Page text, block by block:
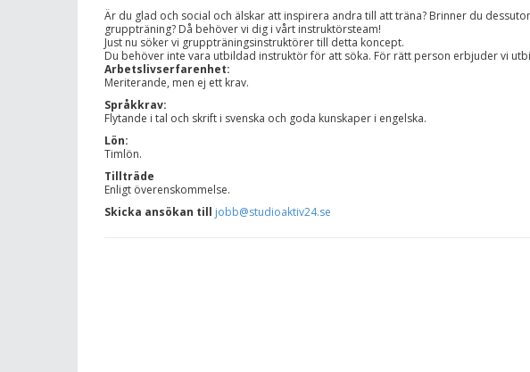
Är du glad och social och älskar att inspirera andra till att träna? Brinner du
gruppträning? Då behöver vi dig i vårt instruktörsteam!
Just nu söker vi gruppträningsinstruktörer till detta koncept.
Du behöver inte vara utbildad instruktör för att söka. För rätt person erbjuder vi
Arbetslivserfarenhet:
Meriterande, men ej ett krav.
Språkkrav:
Flytande i tal och skrift i svenska och goda kunskaper i engelska.
Lön:
Timlön.
Tillträde
Enligt överenskommelse.
Skicka ansökan till jobb@studioaktiv24.se